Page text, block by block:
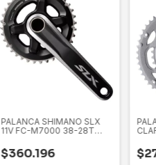
PALANCA SHIMANO SLX
11V FC-M7000 38-28T
$360.196